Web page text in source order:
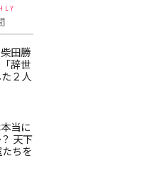
田勝
辞世
２人
当に
天下
ちを